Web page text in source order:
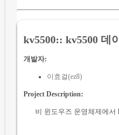
kv5500:: kv5500 데
개발자:
이효걸(ez8)
Project Description:
비 윈도우즈 운영체제에서